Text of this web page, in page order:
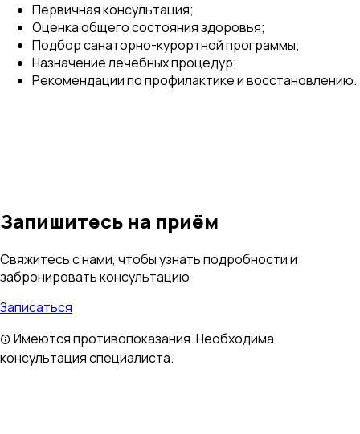
Первичная консультация;
Оценка общего состояния здоровья;
Подбор санаторно-курортной программы;
Назначение лечебных процедур;
Рекомендации по профилактике и восстановлению.
Запишитесь на приём
Свяжитесь с нами, чтобы узнать подробности и
забронировать консультацию
Записаться
Имеются противопоказания. Необходима
консультация специалиста.